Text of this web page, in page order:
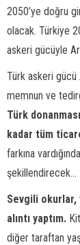
2050’ye doğru
olacak. Türkiye
askeri gücüyle
Türk askeri gücü
memnun ve
Türk
kadar tüm
farkına
şekillendirecek...
Sevgili okurlar,
alıntı yaptım.
diğer taraftan